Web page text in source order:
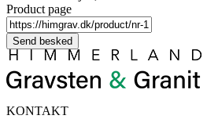
Product page
KONTAKT